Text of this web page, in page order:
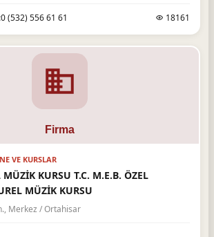
(532) 556 61 61 18161
VE KURSLAR
MÜZİK KURSU T.C. M.E.B. ÖZEL
MÜZİK KURSU
Merkez / Ortahisar